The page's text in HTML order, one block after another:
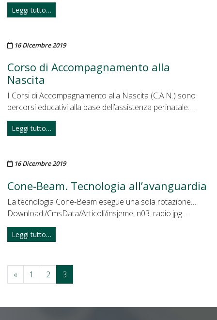
Leggi tutto…
Pubblicato il
16 Dicembre 2019
Corso di Accompagnamento alla
Nascita
I Corsi di Accompagnamento alla Nascita (C.A.N.) sono
percorsi educativi alla base dell’assistenza perinatale.…
Leggi tutto…
Pubblicato il
16 Dicembre 2019
Cone-Beam. Tecnologia all’avanguardia
La tecnologia Cone-Beam esegue una sola rotazione…
Download:/CmsData/Articoli/insjeme_n03_radio.jpg…
Leggi tutto…
« 1 2 3